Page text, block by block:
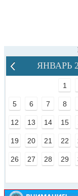
ЯНВАРЬ
1
5 6 7 8
12 13 14 15
19 20 21 22
26 27 28 29